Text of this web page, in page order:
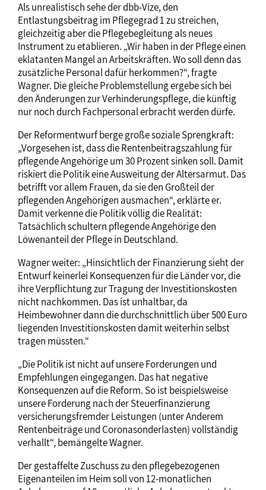
Als unrealistisch sehe der dbb-Vize, den
Entlastungsbeitrag im Pflegegrad 1 zu streichen,
gleichzeitig aber die Pflegebegleitung als neues
Instrument zu etablieren. „Wir haben in der Pflege einen
eklatanten Mangel an Arbeitskräften. Wo soll denn das
zusätzliche Personal dafür herkommen?“, fragte
Wagner. Die gleiche Problemstellung ergebe sich bei
den Änderungen zur Verhinderungspflege, die künftig
nur noch durch Fachpersonal erbracht werden dürfe.
Der Reformentwurf berge große soziale Sprengkraft:
„Vorgesehen ist, dass die Rentenbeitragszahlung für
pflegende Angehörige um 30 Prozent sinken soll. Damit
riskiert die Politik eine Ausweitung der Altersarmut. Das
betrifft vor allem Frauen, da sie den Großteil der
pflegenden Angehörigen ausmachen“, erklärte er.
Damit verkenne die Politik völlig die Realität:
Tatsächlich schultern pflegende Angehörige den
Löwenanteil der Pflege in Deutschland.
Wagner weiter: „Hinsichtlich der Finanzierung sieht der
Entwurf keinerlei Konsequenzen für die Länder vor, die
ihre Verpflichtung zur Tragung der Investitionskosten
nicht nachkommen. Das ist unhaltbar, da
Heimbewohner dann die durchschnittlich über 500 Euro
liegenden Investitionskosten damit weiterhin selbst
tragen müssten.“
„Die Politik ist nicht auf unsere Forderungen und
Empfehlungen eingegangen. Das hat negative
Konsequenzen auf die Reform. So ist beispielsweise
unsere Forderung nach der Steuerfinanzierung
versicherungsfremder Leistungen (unter Anderem
Rentenbeiträge und Coronasonderlasten) vollständig
verhallt“, bemängelte Wagner.
Der gestaffelte Zuschuss zu den pflegebezogenen
Eigenanteilen im Heim soll von 12-monatlichen